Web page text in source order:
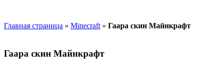
Главная страница » Minecraft » Гаара скин Майнкрафт
Гаара скин Майнкрафт